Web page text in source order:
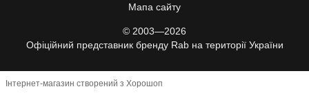
Мапа сайту
© 2003—2026
Офіційний представник бренду Rab на території України
Інтернет-магазин створений з Хорошоп